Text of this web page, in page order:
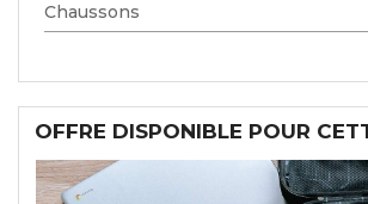
Chaussons
OFFRE DISPONIBLE POUR